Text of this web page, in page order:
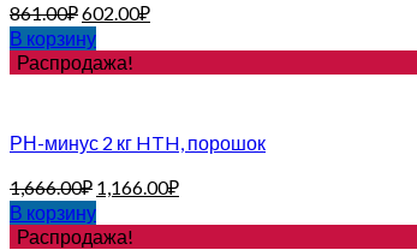
861.00₽602.00₽
В корзину
Распродажа!
РН-минус 2 кг HTH, порошок
1,666.00₽ 1,166.00₽
В корзину
Распродажа!